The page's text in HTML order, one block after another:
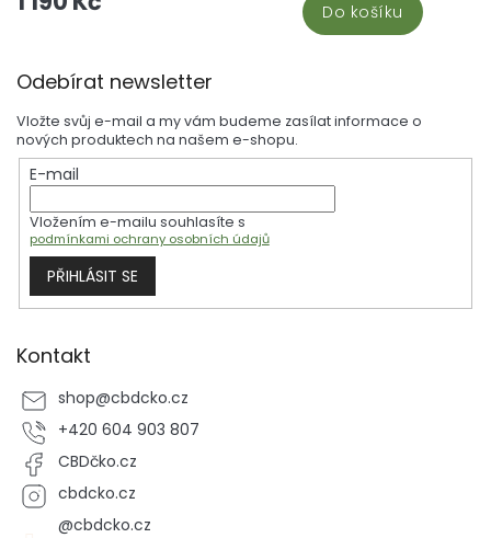
Do košíku
krémovými tóny s nádechem vanilky a jemného květinového
Odebírat newsletter
Vložte svůj e-mail a my vám budeme zasílat informace o
nových produktech na našem e-shopu.
E-mail
Vložením e-mailu souhlasíte s
podmínkami ochrany osobních údajů
PŘIHLÁSIT SE
Kontakt
shop@cbdcko.cz
+420 604 903 807
CBDčko.cz
cbdcko.cz
@cbdcko.cz